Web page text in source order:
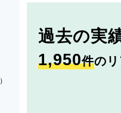
過去の実
1,950件のリ